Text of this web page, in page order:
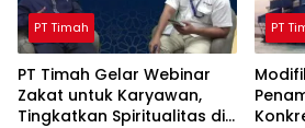
PT Timah
PT Timah Gelar Webinar
Zakat untuk Karyawan,
Tingkatkan Spiritualitas di
PT